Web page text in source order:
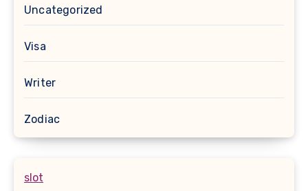
Uncategorized
Visa
Writer
Zodiac
slot